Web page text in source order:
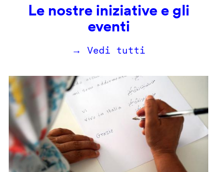
Le nostre iniziative e gli
eventi
→ Vedi tutti